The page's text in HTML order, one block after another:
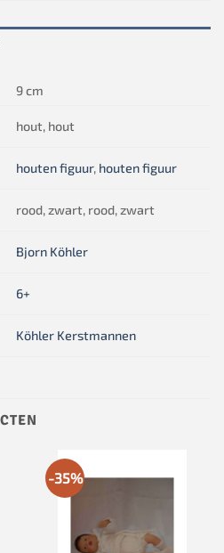
9 cm
hout, hout
houten figuur, houten figuur
rood, zwart, rood, zwart
Bjorn Köhler
6+
Köhler Kerstmannen
-35%